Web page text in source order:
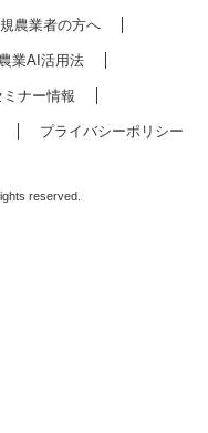
農業者の方へ
農業AI活用法
ナー情報
プライバシーポリシー
reserved.